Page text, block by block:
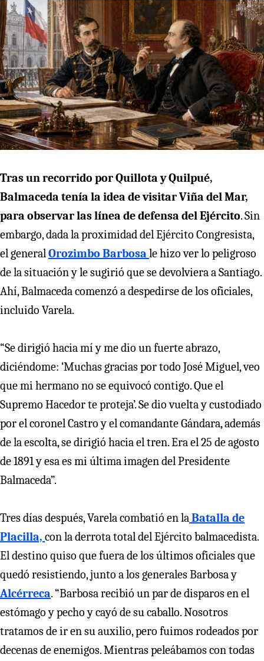
Tras un recorrido por Quillota y Quilpué,
Balmaceda tenía la idea de visitar Viña del Mar,
para observar las línea de defensa del Ejército. Sin
embargo, dada la proximidad del Ejército Congresista,
el generalOrozimbo Barbosa le hizo ver lo peligroso
de la situación y le sugirió que se devolviera a Santiago.
Ahí, Balmaceda comenzó a despedirse de los oficiales,
incluido Varela.
“Se dirigió hacia mí y me dio un fuerte abrazo,
diciéndome: ‘Muchas gracias por todo José Miguel, veo
que mi hermano no se equivocó contigo. Que el
Supremo Hacedor te proteja’. Se dio vuelta y custodiado
por el coronel Castro y el comandante Gándara, además
de la escolta, se dirigió hacia el tren. Era el 25 de agosto
de 1891 y esa es mi última imagen del Presidente
Balmaceda”.
Tres días después, Varela combatió en laBatalla de
Placilla, con la derrota total del Ejército balmacedista.
El destino quiso que fuera de los últimos oficiales que
quedó resistiendo, junto a los generales Barbosa y
Alcérreca. “Barbosa recibió un par de disparos en el
estómago y pecho y cayó de su caballo. Nosotros
tratamos de ir en su auxilio, pero fuimos rodeados por
decenas de enemigos. Mientras peleábamos con todas